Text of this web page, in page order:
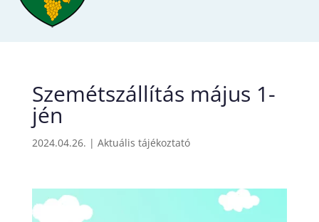
Szemétszállítás május 1-
jén
2024.04.26. | Aktuális tájékoztató